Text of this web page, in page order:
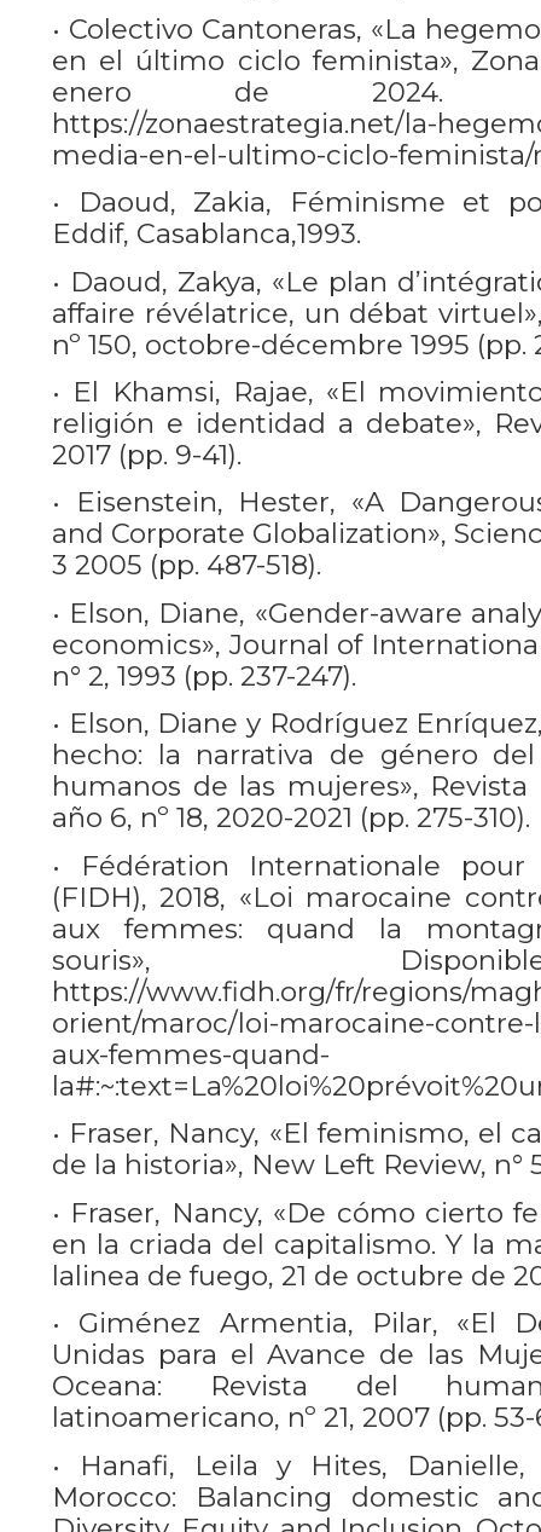
• Colectivo Cantoneras, «La
en el último ciclo feminista»,
enero de 2024.
https://zonaestrategia.net/la-
media-en-el-ultimo-ciclo-feminista/
• Daoud, Zakia, Féminisme et
Eddif, Casablanca,1993.
• Daoud, Zakya, «Le plan
affaire révélatrice, un débat
nº 150, octobre-décembre 1995 (pp.
• El Khamsi, Rajae, «El
religión e identidad a debate»,
2017 (pp. 9-41).
• Eisenstein, Hester, «A
and Corporate Globalization»,
3 2005 (pp. 487-518).
• Elson, Diane, «Gender-aware
economics», Journal of
n° 2, 1993 (pp. 237-247).
• Elson, Diane y Rodríguez
hecho: la narrativa de género
humanos de las mujeres»,
año 6, nº 18, 2020-2021 (pp. 275-310).
• Fédération Internationale
(FIDH), 2018, «Loi marocaine
aux femmes: quand la
souris»,
https://www.fidh.org/fr/regions/
orient/maroc/loi-marocaine-contre-
aux-femmes-quand-
• Fraser, Nancy, «El feminismo, el
de la historia», New Left Review, n°
• Fraser, Nancy, «De cómo cierto
en la criada del capitalismo. Y la
lalinea de fuego, 21 de octubre de
• Giménez Armentia, Pilar, «El
Unidas para el Avance de las
Oceana: Revista del
latinoamericano, nº 21, 2007 (pp. 53-
• Hanafi, Leila y Hites, Danielle,
Morocco: Balancing domestic